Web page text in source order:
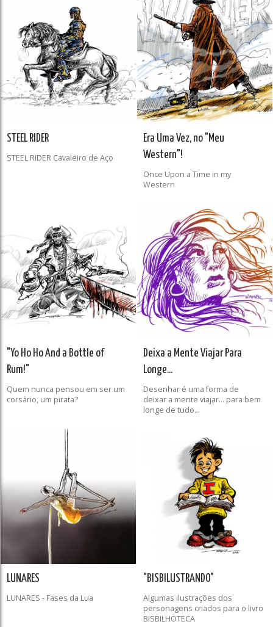
STEEL RIDER
STEEL RIDER Cavaleiro de Aço
Era Uma Vez, no "Meu
Western"!
Once Upon a Time in my
Western
"Yo Ho Ho And a Bottle of
Rum!"
Quem nunca pensou em ser um
corsário, um pirata?
Deixa a Mente Viajar Para
Longe...
Desenhar é uma forma de
deixar a mente viajar... para bem
longe de tudo...
LUNARES
LUNARES - Fases da Lua
"BISBILUSTRANDO"
Algumas ilustrações dos
personagens criados para o livro
BISBILHOTECA